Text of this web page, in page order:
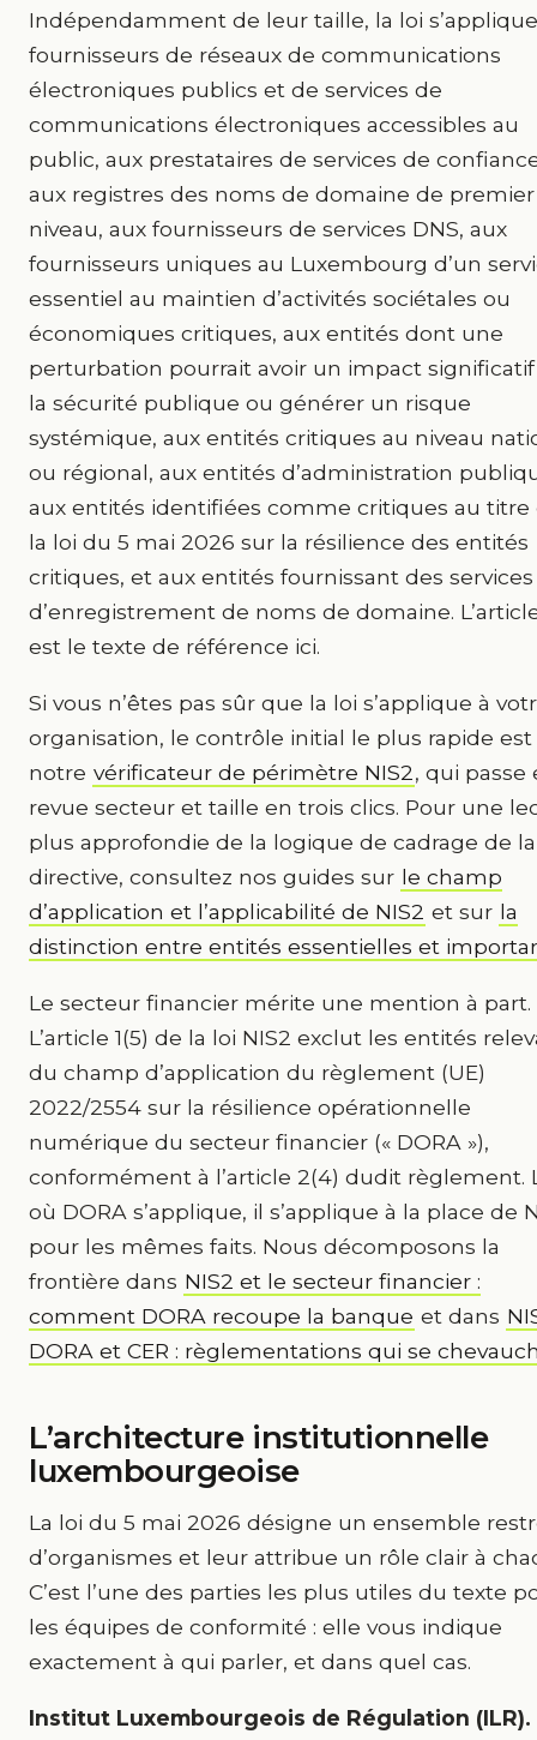
Indépendamment de leur taille, la loi
fournisseurs de réseaux de communications
électroniques publics et de services de
communications électroniques accessibles au
public, aux prestataires de services de
aux registres des noms de domaine de premier
niveau, aux fournisseurs de services DNS, aux
fournisseurs uniques au Luxembourg d’un
essentiel au maintien d’activités sociétales ou
économiques critiques, aux entités dont une
perturbation pourrait avoir un impact
la sécurité publique ou générer un risque
systémique, aux entités critiques au niveau
ou régional, aux entités d’administration
aux entités identifiées comme critiques au titre
la loi du 5 mai 2026 sur la résilience des entités
critiques, et aux entités fournissant des services
d’enregistrement de noms de domaine.
est le texte de référence ici.
Si vous n’êtes pas sûr que la loi s’applique à
organisation, le contrôle initial le plus rapide est
notre vérificateur de périmètre NIS2, qui passe
revue secteur et taille en trois clics. Pour une
plus approfondie de la logique de cadrage de la
directive, consultez nos guides sur le champ
d’application et l’applicabilité de NIS2 et sur la
distinction entre entités essentielles et
Le secteur financier mérite une mention à part.
L’article 1(5) de la loi NIS2 exclut les entités
du champ d’application du règlement (UE)
2022/2554 sur la résilience opérationnelle
numérique du secteur financier (« DORA »),
conformément à l’article 2(4) dudit règlement.
où DORA s’applique, il s’applique à la place de
pour les mêmes faits. Nous décomposons la
frontière dans NIS2 et le secteur financier :
comment DORA recoupe la banque et dans
DORA et CER : règlementations qui se
L’architecture institutionnelle
luxembourgeoise
La loi du 5 mai 2026 désigne un ensemble
d’organismes et leur attribue un rôle clair à
C’est l’une des parties les plus utiles du texte
les équipes de conformité : elle vous indique
exactement à qui parler, et dans quel cas.
Institut Luxembourgeois de Régulation (ILR).